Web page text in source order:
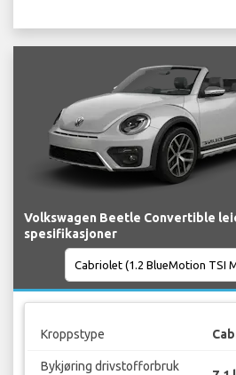
Volkswagen Beetle Convertible
spesifikasjoner
Kroppstype
Bykjøring drivstofforbruk